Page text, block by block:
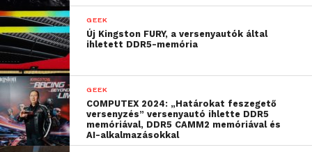
2D-s környezetbe ágyazva hozza vissza a klasszikus
játékmenetet. Ez pedig egy olyan pillanat lesz, amire
a rajongók már 15 éve várnak.
A Nintendo és a Metroid-játékok nagyfőnöke,
Yoshio Sakamoto annak idején a Game Boy
Advance-ra készült Metroid Fusion folytatásának
szánta a Dreadet, de már a Nintendo DS-konzolra,
hamar kiderült azonban, hogy ennek a hardvere
GEEK
Új Kingston FURY, a versenyautók által
ihletett DDR5-memória
GEEK
COMPUTEX 2024: „Határokat feszegető
versenyzés” versenyautó ihlette DDR5
memóriával, DDR5 CAMM2 memóriával és
AI-alkalmazásokkal